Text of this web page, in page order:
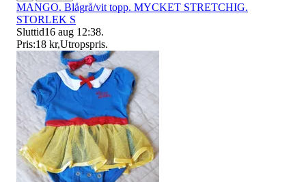
MANGO. Blågrå/vit topp. MYCKET STRETCHIG.
STORLEK S
Sluttid16 aug 12:38.
Pris:18 kr,Utropspris.